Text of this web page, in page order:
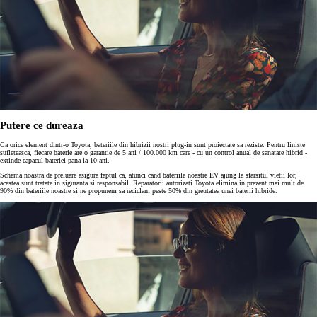
Putere ce dureaza
Ca orice element dintr-o Toyota, bateriile din hibrizii nostri plug-in sunt proiectate sa reziste. Pentru liniste
sufleteasca, fiecare baterie are o garantie de 5 ani / 100.000 km care - cu un control anual de sanatate hibrid -
extinde capacul bateriei pana la 10 ani.
Schema noastra de preluare asigura faptul ca, atunci cand bateriile noastre EV ajung la sfarsitul vietii lor,
acestea sunt tratate in siguranta si responsabil. Reparatorii autorizati Toyota elimina in prezent mai mult de
90% din bateriile noastre si ne propunem sa reciclam peste 50% din greutatea unei baterii hibride.